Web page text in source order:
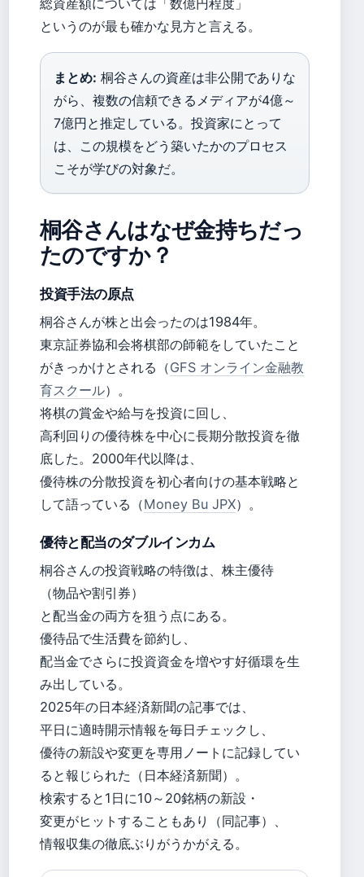
総資産額については「数億円程度」
というのが最も確かな見方と言える。
まとめ: 桐谷さんの資産は非公開でありな
がら、複数の信頼できるメディアが4億～
7億円と推定している。投資家にとって
は、この規模をどう築いたかのプロセス
こそが学びの対象だ。
桐谷さんはなぜ金持ちだっ
たのですか？
投資手法の原点
桐谷さんが株と出会ったのは1984年。
東京証券協和会将棋部の師範をしていたこと
がきっかけとされる（GFS オンライン金融教
育スクール）。
将棋の賞金や給与を投資に回し、
高利回りの優待株を中心に長期分散投資を徹
底した。2000年代以降は、
優待株の分散投資を初心者向けの基本戦略と
して語っている（Money Bu JPX）。
優待と配当のダブルインカム
桐谷さんの投資戦略の特徴は、株主優待
（物品や割引券）
と配当金の両方を狙う点にある。
優待品で生活費を節約し、
配当金でさらに投資資金を増やす好循環を生
み出している。
2025年の日本経済新聞の記事では、
平日に適時開示情報を毎日チェックし、
優待の新設や変更を専用ノートに記録してい
ると報じられた（日本経済新聞）。
検索すると1日に10～20銘柄の新設・
変更がヒットすることもあり（同記事）、
情報収集の徹底ぶりがうかがえる。